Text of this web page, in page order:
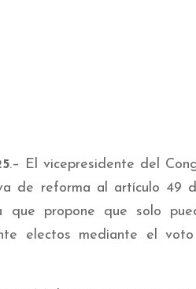
.– El vicepresidente del
de reforma al artículo 49
que propone que solo
electos mediante el